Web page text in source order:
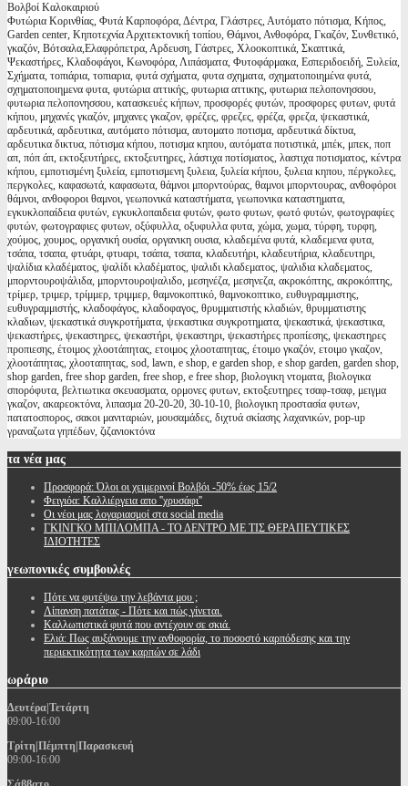
Βολβοί Καλοκαιριού
Φυτώρια Κορινθίας, Φυτά Καρποφόρα, Δέντρα, Γλάστρες, Αυτόματο πότισμα, Κήπος,
Garden center, Κηποτεχνία Αρχιτεκτονική τοπίου, Θάμνοι, Ανθοφόρα, Γκαζόν, Συνθετικό,
γκαζόν, Βότσαλα,Ελαφρόπετρα, Αρδευση, Γάστρες, Χλοοκοπτικά, Σκαπτικά,
Ψεκαστήρες, Κλαδοφάγοι, Κωνοφόρα, Λιπάσματα, Φυτοφάρμακα, Εσπεριδοειδή, Ξυλεία,
Σχήματα, τοπιάρια, τοπιαρια, φυτά σχήματα, φυτα σχηματα, σχηματοποιημένα φυτά,
σχηματοποιημενα φυτα, φυτώρια αττικής, φυτωρια αττικης, φυτωρια πελοπονησσου,
φυτωρια πελοπονησσου, κατασκευές κήπων, προσφορές φυτών, προσφορες φυτων, φυτά
κήπου, μηχανές γκαζόν, μηχανες γκαζον, φρέζες, φρεζες, φρέζα, φρεζα, ψεκαστικά,
αρδευτικά, αρδευτικα, αυτόματο πότισμα, αυτοματο ποτισμα, αρδευτικά δίκτυα,
αρδευτικα δικτυα, πότισμα κήπου, ποτισμα κηπου, αυτόματα ποτιστικά, μπέκ, μπεκ, ποπ
απ, πόπ άπ, εκτοξευτήρες, εκτοξευτηρες, λάστιχα ποτίσματος, λαστιχα ποτισματος, κέντρα
κήπου, εμποτισμένη ξυλεία, εμποτισμενη ξυλεια, ξυλεία κήπου, ξυλεια κηπου, πέργκολες,
περγκολες, καφασωτά, καφασωτα, θάμνοι μπορντούρας, θαμνοι μπορντουρας, ανθοφόροι
θάμνοι, ανθοφοροι θαμνοι, γεωπονικά καταστήματα, γεωπονικα καταστηματα,
εγκυκλοπαίδεια φυτών, εγκυκλοπαιδεια φυτών, φωτο φυτων, φωτό φυτών, φωτογραφίες
φυτών, φωτογραφιες φυτων, οξύφυλλα, οξυφυλλα φυτα, χώμα, χωμα, τύρφη, τυρφη,
χούμος, χουμος, οργανική ουσία, οργανικη ουσια, κλαδεμένα φυτά, κλαδεμενα φυτα,
τσάπα, τσαπα, φτυάρι, φτυαρι, τσάπα, τσαπα, κλαδευτήρι, κλαδευτήρια, κλαδευτηρι,
ψαλίδια κλαδέματος, ψαλίδι κλαδέματος, ψαλιδι κλαδεματος, ψαλιδια κλαδεματος,
μπορντουροψάλιδα, μπορντουροψαλιδο, μεσηνέζα, μεσηνεζα, ακροκόπτης, ακροκόπτης,
τρίμερ, τριμερ, τρίμμερ, τριμμερ, θαμνοκοπτικό, θαμνοκοπτικο, ευθυγραμμιστης,
ευθυγραμμιστής, κλαδοφάγος, κλαδοφαγος, θρυμματιστής κλαδιών, θρυμματιστης
κλαδιων, ψεκαστικά συγκροτήματα, ψεκαστικα συγκροτηματα, ψεκαστικά, ψεκαστικα,
ψεκαστήρες, ψεκαστηρες, ψεκαστήρι, ψεκαστηρι, ψεκαστήρες προπίεσης, ψεκαστηρες
προπιεσης, έτοιμος χλοοτάπητας, ετοιμος χλοοταπητας, έτοιμο γκαζόν, ετοιμο γκαζον,
χλοοτάπητας, χλοοταπητας, sod, lawn, e shop, e garden shop, e shop garden, garden shop,
shop garden, free shop garden, free shop, e free shop, βιολογικη ντοματα, βιολογικα
σπορόφυτα, βελτιωτικα σκευασματα, ορμονες φυτων, εκτοξευτηρες τσαφ-τσαφ, μειγμα
γκαζον, ακαρεοκτόνα, λιπασμα 20-20-20, 30-10-10, βιολογικη προστασία φυτων,
πατατοσπορος, σακοι μανιταριών, μουσαμάδες, διχτυά σκίασης λαχανικών, pop-up
γραναζωτα γηπέδων, ζιζανιοκτόνα
τα νέα μας
Προσφορά: Όλοι οι χειμερινοί Βολβόι -50% έως 15/2
Φειγιόα: Καλλιέργεια απο ''χρυσάφι''
Oι νέοι μας λογαριασμοί στα social media
ΓΚΙΝΓΚΟ ΜΠΙΛΟΜΠΑ - ΤΟ ΔΕΝΤΡΟ ΜΕ ΤΙΣ ΘΕΡΑΠΕΥΤΙΚΕΣ
ΙΔΙΟΤΗΤΕΣ
γεωπονικές συμβουλές
Πότε να φυτέψω την λεβάντα μου ;
Λίπανση πατάτας - Πότε και πώς γίνεται.
Καλλωπιστικά φυτά που αντέχουν σε σκιά.
Ελιά: Πως αυξάνουμε την ανθοφορία, το ποσοστό καρπόδεσης και την
περιεκτικότητα των καρπών σε λάδι
ωράριο
Δευτέρα|Τετάρτη
09:00-16:00
Τρίτη|Πέμπτη|Παρασκευή
09:00-16:00